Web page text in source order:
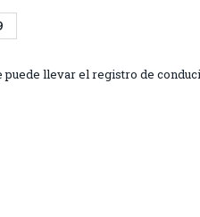
puede llevar el registro de